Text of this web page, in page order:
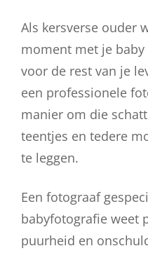
Als kersverse ouder
moment met je baby
voor de rest van je
een professionele
manier om die
teentjes en tedere
te leggen.
Een fotograaf
babyfotografie weet
puurheid en